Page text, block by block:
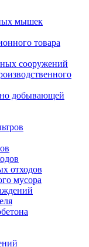
мышек
товара
сооружений
добывающей
отходов
мусора